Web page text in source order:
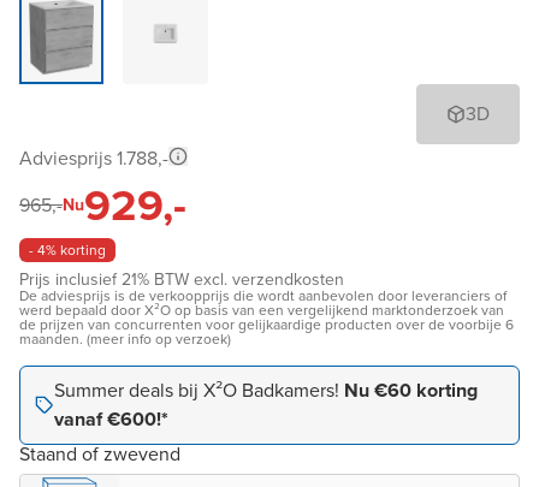
3D
Adviesprijs 1.788,-
965,-Nu929,-
- 4% korting
Prijs inclusief 21% BTW excl. verzendkosten
De adviesprijs is de verkoopprijs die wordt aanbevolen door leveranciers of
werd bepaald door X²O op basis van een vergelijkend marktonderzoek van
de prijzen van concurrenten voor gelijkaardige producten over de voorbije 6
maanden. (meer info op verzoek)
Summer deals bij X²O Badkamers! Nu €60 korting
vanaf €600!*
Staand of zwevend